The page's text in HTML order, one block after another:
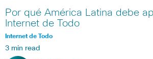
Por qué América Latina debe
Internet de Todo
Internet de Todo
3 min read